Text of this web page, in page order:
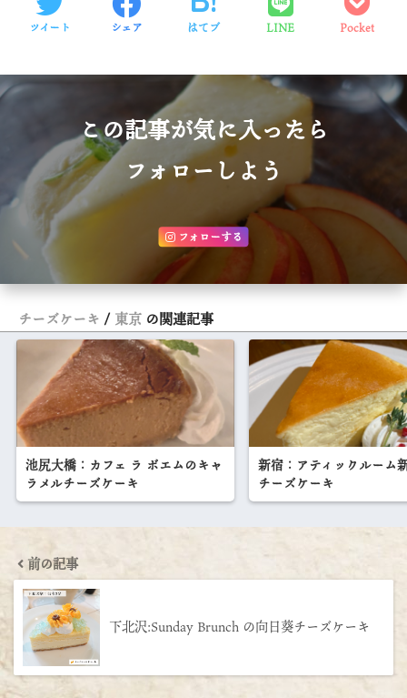
ツイート シェア はてブ LINE Pocket
この記事が気に入ったら
フォローしよう
フォローする
チーズケーキ 東京 の関連記事
池尻大橋：カフェ ラ ボエムのキャ
ラメルチーズケーキ
新宿：アティックルーム
チーズケーキ
前の記事
下北沢:Sunday Brunch の向日葵チーズケーキ